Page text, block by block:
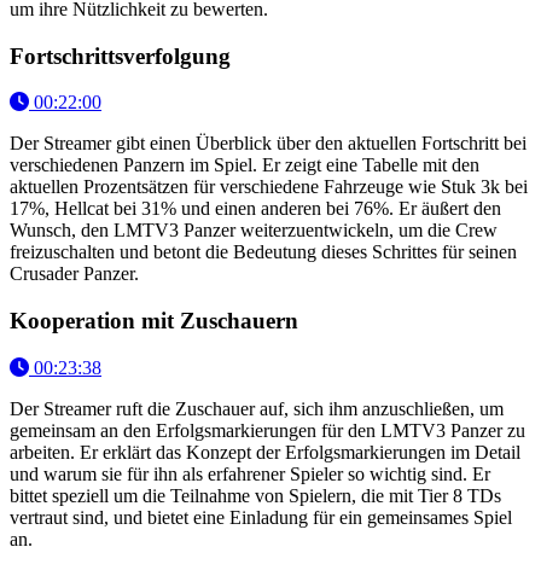
um ihre Nützlichkeit zu bewerten.
Fortschrittsverfolgung
00:22:00
Der Streamer gibt einen Überblick über den aktuellen Fortschritt bei
verschiedenen Panzern im Spiel. Er zeigt eine Tabelle mit den
aktuellen Prozentsätzen für verschiedene Fahrzeuge wie Stuk 3k bei
17%, Hellcat bei 31% und einen anderen bei 76%. Er äußert den
Wunsch, den LMTV3 Panzer weiterzuentwickeln, um die Crew
freizuschalten und betont die Bedeutung dieses Schrittes für seinen
Crusader Panzer.
Kooperation mit Zuschauern
00:23:38
Der Streamer ruft die Zuschauer auf, sich ihm anzuschließen, um
gemeinsam an den Erfolgsmarkierungen für den LMTV3 Panzer zu
arbeiten. Er erklärt das Konzept der Erfolgsmarkierungen im Detail
und warum sie für ihn als erfahrener Spieler so wichtig sind. Er
bittet speziell um die Teilnahme von Spielern, die mit Tier 8 TDs
vertraut sind, und bietet eine Einladung für ein gemeinsames Spiel
an.